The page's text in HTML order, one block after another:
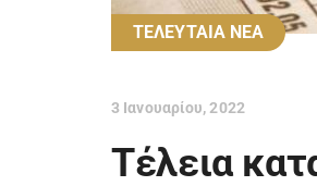
ΤΕΛΕΥΤΑΙΑ ΝΕΑ
3 Ιανουαρίου, 2022
Τέλεια